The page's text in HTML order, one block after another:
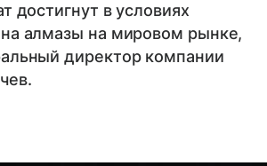
достигнут в условиях
алмазы на мировом рынке,
директор компании